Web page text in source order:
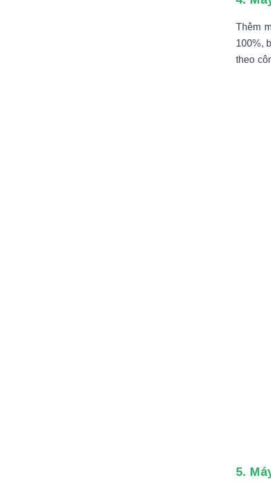
Thêm
100%,
theo
5.